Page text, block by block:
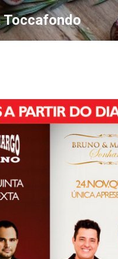
para o conteúdo principal
Toccafondo